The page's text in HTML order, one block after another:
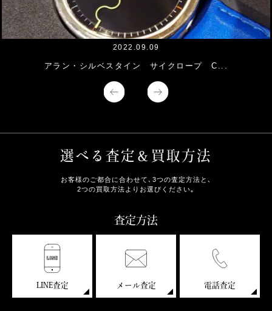
2022.09.09
アラン・シルベスタイン サイクロープ C...
選べる査定＆買取方法
お客様のご都合に合わせて､3つの査定方法と､
2つの買取方法よりお選びください｡
査定方法
LINE査定 メール査定 電話査定